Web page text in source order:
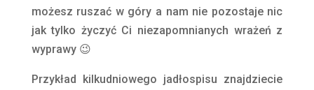
możesz ruszać w góry a nam nie pozostaje nic
jak tylko życzyć Ci niezapomnianych wrażeń z
wyprawy 😉
Przykład kilkudniowego jadłospisu znajdziecie